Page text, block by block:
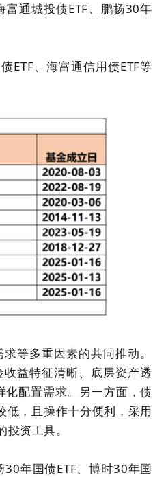
通城投债ETF、鹏扬30年
ETF、海富通信用债ETF等
等多重因素的共同推动。
益特征清晰、底层资产透
配置需求。另一方面，债
低，且操作十分便利，采用
资工具。
年国债ETF、博时30年国